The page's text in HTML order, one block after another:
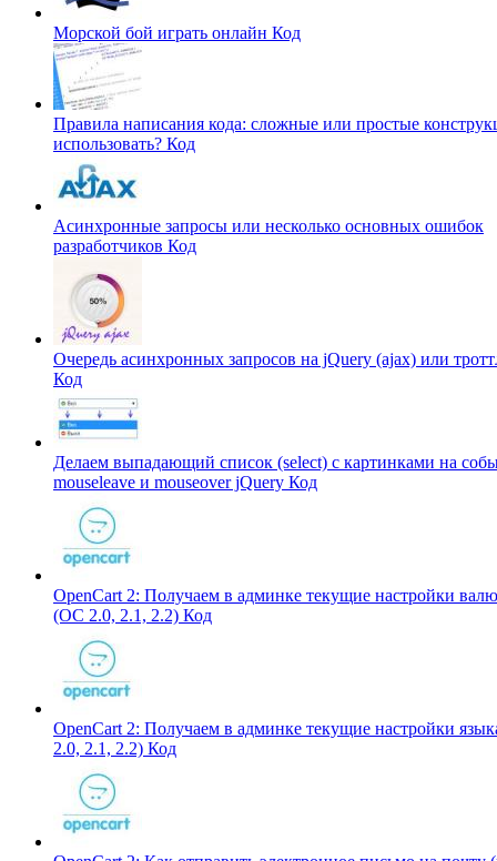
Морской бой играть онлайн Код
Правила написания кода: сложные или простые
использовать? Код
Асинхронные запросы или несколько основных ошибок
разработчиков Код
Очередь асинхронных запросов на jQuery (ajax) или
Код
Делаем выпадающий список (select) с картинками на
mouseleave и mouseover jQuery Код
OpenCart 2: Получаем в админке текущие настройки
(OC 2.0, 2.1, 2.2) Код
OpenCart 2: Получаем в админке текущие настройки
2.0, 2.1, 2.2) Код